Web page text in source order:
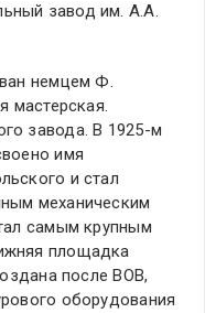
завод им. А.А.
немцем Ф.
мастерская.
завода. В 1925-м
имя
и стал
механическим
самым крупным
площадка
после ВОВ,
оборудования